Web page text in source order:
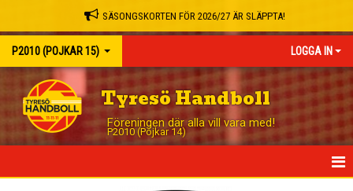
SÄSONGSKORTEN FÖR 2026/27 ÄR SLÄPPTA!
P2010 (POJKAR 15) LOGGA IN
Tyresö Handboll
Föreningen där alla vill vara med!
P2010 (Pojkar 14)